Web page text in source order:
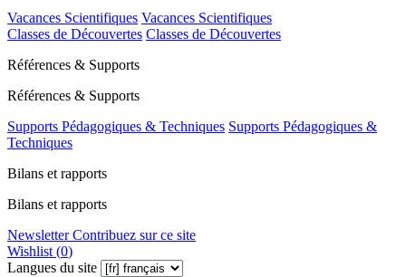
Vacances Scientifiques Vacances Scientifiques
Classes de Découvertes Classes de Découvertes
Références & Supports
Références & Supports
Supports Pédagogiques & Techniques Supports Pédagogiques &
Techniques
Bilans et rapports
Bilans et rapports
NewsletterContribuez sur ce site
Wishlist (0)
Langues du site